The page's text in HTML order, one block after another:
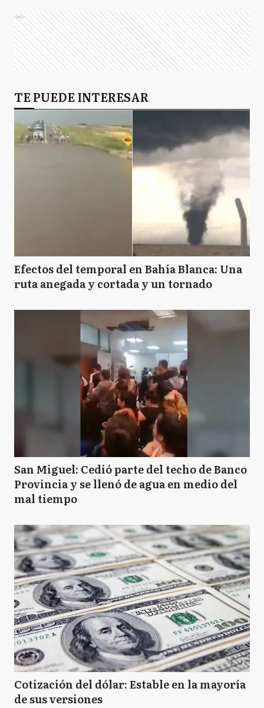
Ads
TE PUEDE INTERESAR
Efectos del temporal en Bahía Blanca: Una
ruta anegada y cortada y un tornado
San Miguel: Cedió parte del techo de Banco
Provincia y se llenó de agua en medio del
mal tiempo
Cotización del dólar: Estable en la mayoría
de sus versiones